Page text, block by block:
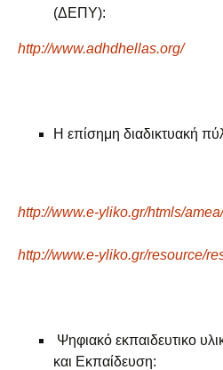
(ΔΕΠΥ):
http://www.adhdhellas.org/
H επίσημη διαδικτυακή
http://www.e-yliko.gr/htmls/
http://www.e-yliko.gr/resource/
Ψηφιακό εκπαιδευτικο
και Εκπαίδευση: